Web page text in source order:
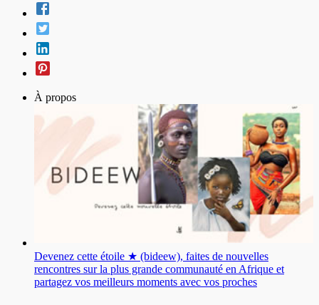
À propos
Devenez cette étoile ★ (bideew), faites de nouvelles
rencontres sur la plus grande communauté en Afrique et
partagez vos meilleurs moments avec vos proches